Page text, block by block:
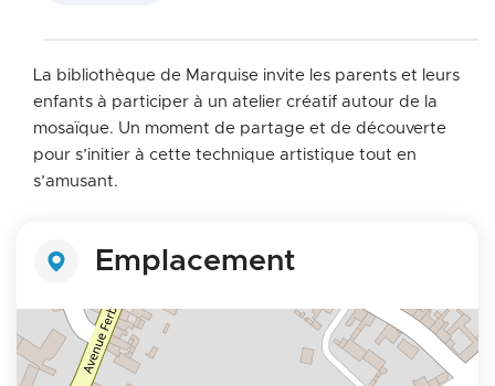
La bibliothèque de Marquise invite les parents et leurs
enfants à participer à un atelier créatif autour de la
mosaïque. Un moment de partage et de découverte
pour s’initier à cette technique artistique tout en
s’amusant.
Emplacement
+
−